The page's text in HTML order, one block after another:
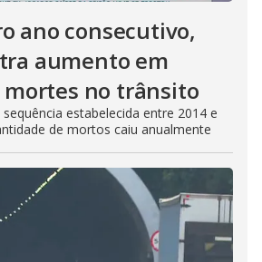
ano consecutivo,
aumento em
no trânsito
estabelecida entre 2014 e
de mortos caiu anualmente